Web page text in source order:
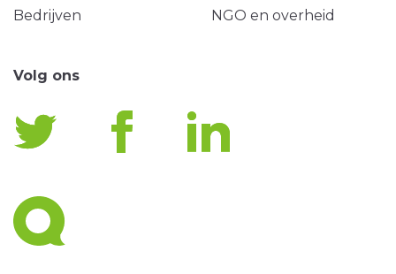
Bedrijven NGO en overheid
Volg ons